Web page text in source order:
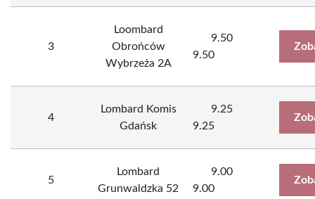
3
Loombard
Obrońców
Wybrzeża 2A
9.50
9.50
4
Lombard Komis
Gdańsk
9.25
9.25
5
Lombard
Grunwaldzka 52
9.00
9.00